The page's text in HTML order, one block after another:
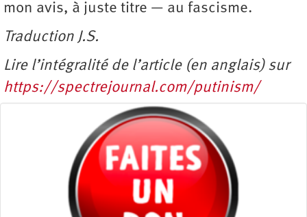
mon avis, à juste titre — au fascisme.
Traduction J.S.
Lire l’intégralité de l’article (en anglais) sur
https://spectrejournal.com/putinism/